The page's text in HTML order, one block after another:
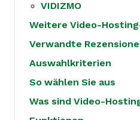
VIDIZMO
Weitere Video-
Verwandte
Auswahlkriterien
So wählen Sie aus
Was sind Video-